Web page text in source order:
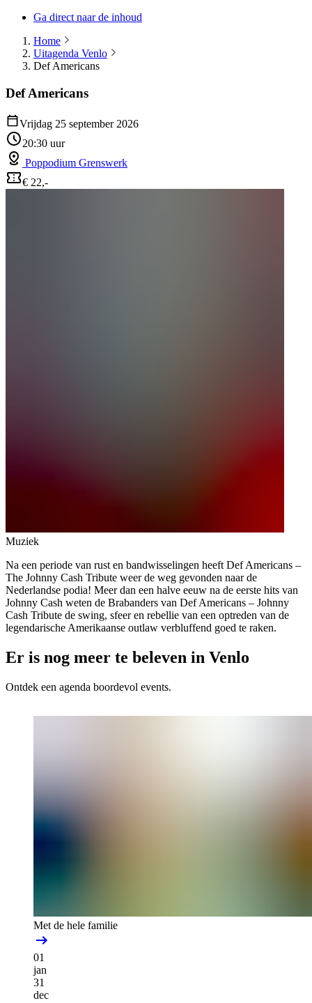
Ga direct naar de inhoud
Home
Uitagenda Venlo
Def Americans
Def Americans
Vrijdag 25 september 2026
20:30 uur
Poppodium Grenswerk
€ 22,-
Muziek
Na een periode van rust en bandwisselingen heeft Def Americans –
The Johnny Cash Tribute weer de weg gevonden naar de
Nederlandse podia! Meer dan een halve eeuw na de eerste hits van
Johnny Cash weten de Brabanders van Def Americans – Johnny
Cash Tribute de swing, sfeer en rebellie van een optreden van de
legendarische Amerikaanse outlaw verbluffend goed te raken.
Er is nog meer te beleven in Venlo
Ontdek een agenda boordevol events.
Met de hele familie
01
jan
31
dec